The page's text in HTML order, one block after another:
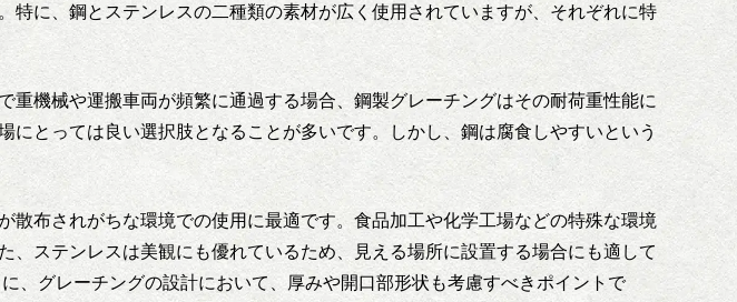
に、鋼とステンレスの二種類の素材が広く使用されていますが、それぞれに特
機械や運搬車両が頻繁に通過する場合、鋼製グレーチングはその耐荷重性能に
とっては良い選択肢となることが多いです。しかし、鋼は腐食しやすいという
布されがちな環境での使用に最適です。食品加工や化学工場などの特殊な環境
ステンレスは美観にも優れているため、見える場所に設置する場合にも適して
、グレーチングの設計において、厚みや開口部形状も考慮すべきポイントで